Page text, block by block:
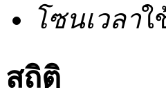
โซนเวลาใ
สถิติ